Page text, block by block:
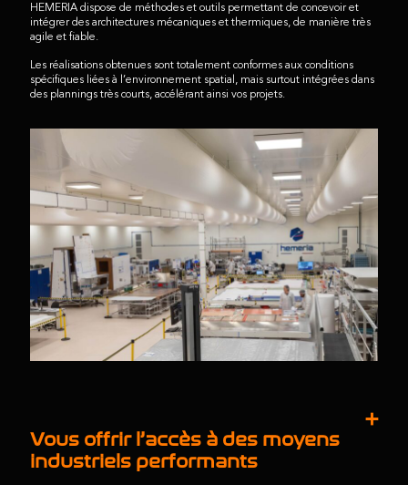
HEMERIA dispose de méthodes et outils permettant de concevoir et
intégrer des architectures mécaniques et thermiques, de manière très
agile et fiable.
Les réalisations obtenues sont totalement conformes aux conditions
spécifiques liées à l’environnement spatial, mais surtout intégrées dans
des plannings très courts, accélérant ainsi vos projets.
Vous offrir l’accès à des moyens
industriels performants